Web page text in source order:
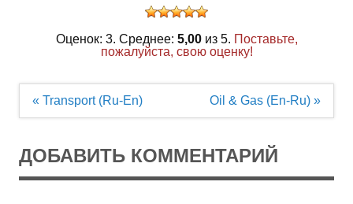
Оценок: 3. Среднее: 5,00из 5. Поставьте,
пожалуйста, свою оценку!
Навигация
« Transport (Ru-En) Oil & Gas (En-Ru) »
ДОБАВИТЬ КОММЕНТАРИЙ